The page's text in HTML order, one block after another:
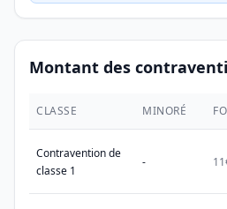
Montant des
CLASSE MINORÉ
Contravention de
classe 1
-